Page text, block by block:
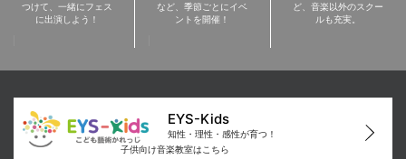
つけて、一緒にフェス
に出演しよう！
など、季節ごとにイベ
ントを開催！
ど、音楽以外のスクー
ルも充実。
EYS-Kids
知性・理性・感性が育つ！
子供向け音楽教室はこちら